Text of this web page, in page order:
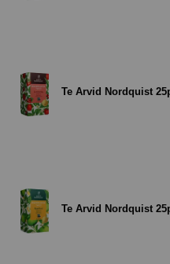
Te Arvid Nordquist
Te Arvid Nordquist